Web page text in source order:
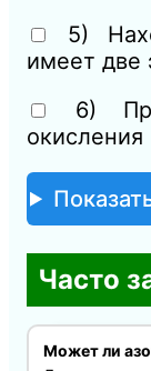
5)
имеет две
6)
окисления
Часто
Может ли